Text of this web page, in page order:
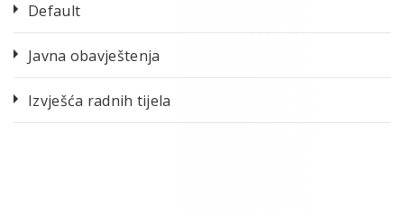
Default
Javna obavještenja
Izvješća radnih tijela